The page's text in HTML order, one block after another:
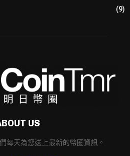
(9)
US
每天為您送上最新的幣圈資訊。